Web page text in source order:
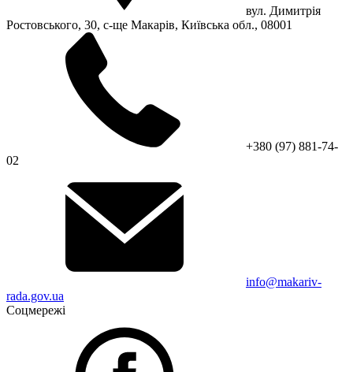
вул. Димитрія
Ростовського, 30, с-ще Макарів, Київська обл., 08001
+380 (97) 881-74-
02
info@makariv-
rada.gov.ua
Соцмережі